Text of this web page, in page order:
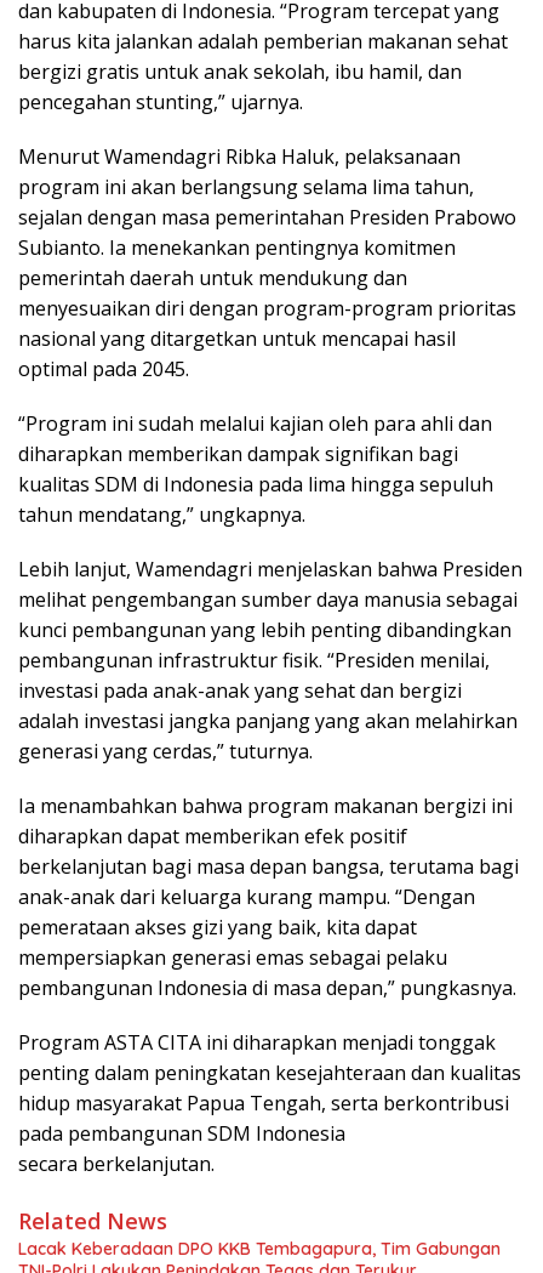
dan kabupaten di Indonesia. “Program tercepat yang
harus kita jalankan adalah pemberian makanan sehat
bergizi gratis untuk anak sekolah, ibu hamil, dan
pencegahan stunting,” ujarnya.
Menurut Wamendagri Ribka Haluk, pelaksanaan
program ini akan berlangsung selama lima tahun,
sejalan dengan masa pemerintahan Presiden Prabowo
Subianto. Ia menekankan pentingnya komitmen
pemerintah daerah untuk mendukung dan
menyesuaikan diri dengan program-program prioritas
nasional yang ditargetkan untuk mencapai hasil
optimal pada 2045.
“Program ini sudah melalui kajian oleh para ahli dan
diharapkan memberikan dampak signifikan bagi
kualitas SDM di Indonesia pada lima hingga sepuluh
tahun mendatang,” ungkapnya.
Lebih lanjut, Wamendagri menjelaskan bahwa Presiden
melihat pengembangan sumber daya manusia sebagai
kunci pembangunan yang lebih penting dibandingkan
pembangunan infrastruktur fisik. “Presiden menilai,
investasi pada anak-anak yang sehat dan bergizi
adalah investasi jangka panjang yang akan melahirkan
generasi yang cerdas,” tuturnya.
Ia menambahkan bahwa program makanan bergizi ini
diharapkan dapat memberikan efek positif
berkelanjutan bagi masa depan bangsa, terutama bagi
anak-anak dari keluarga kurang mampu. “Dengan
pemerataan akses gizi yang baik, kita dapat
mempersiapkan generasi emas sebagai pelaku
pembangunan Indonesia di masa depan,” pungkasnya.
Program ASTA CITA ini diharapkan menjadi tonggak
penting dalam peningkatan kesejahteraan dan kualitas
hidup masyarakat Papua Tengah, serta berkontribusi
pada pembangunan SDM Indonesia
secara berkelanjutan.
Related News
Lacak Keberadaan DPO KKB Tembagapura, Tim Gabungan